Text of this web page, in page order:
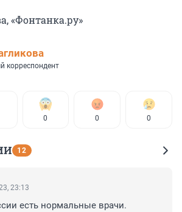
«Фонтанка.ру»
корреспондент
0 0 0
12
23:13
есть нормальные врачи.